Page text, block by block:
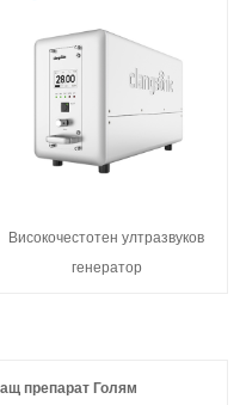
Високочестотен ултразвуков
генератор
препарат Голям